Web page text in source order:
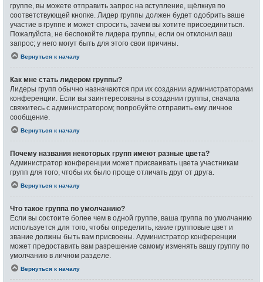
группе, вы можете отправить запрос на вступление, щёлкнув по
соответствующей кнопке. Лидер группы должен будет одобрить ваше
участие в группе и может спросить, зачем вы хотите присоединиться.
Пожалуйста, не беспокойте лидера группы, если он отклонил ваш
запрос; у него могут быть для этого свои причины.
Вернуться к началу
Как мне стать лидером группы?
Лидеры групп обычно назначаются при их создании администраторами
конференции. Если вы заинтересованы в создании группы, сначала
свяжитесь с администратором; попробуйте отправить ему личное
сообщение.
Вернуться к началу
Почему названия некоторых групп имеют разные цвета?
Администратор конференции может присваивать цвета участникам
групп для того, чтобы их было проще отличать друг от друга.
Вернуться к началу
Что такое группа по умолчанию?
Если вы состоите более чем в одной группе, ваша группа по умолчанию
используется для того, чтобы определить, какие групповые цвет и
звание должны быть вам присвоены. Администратор конференции
может предоставить вам разрешение самому изменять вашу группу по
умолчанию в личном разделе.
Вернуться к началу